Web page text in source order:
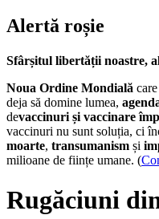
Alertă roșie
Sfârșitul libertății noastre,
Noua Ordine Mondială
deja să domine lumea,
devaccinuri și vaccinare
vaccinuri nu sunt soluția, ci
moarte, transumanism și
milioane de ființe umane. (
Rugăciuni